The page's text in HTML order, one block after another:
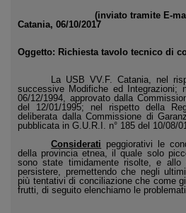
(inviato tramite E-
Catania, 06/10/2017
Oggetto: Richiesta tavolo tecnico di
La USB VV.F. Catania, nel
successive Modifiche ed Integrazioni;
06/12/1994, approvato dalla
del 12/01/1995; nel rispetto della
deliberata dalla Commissione di
pubblicata in G.U.R.I. n° 185 del 10/08/
Considerati peggiorativi le
della provincia etnea, il quale solo
sono state timidamente risolte, e allo
persistere, premettendo che negli
più tentativi di conciliazione che come
frutti, di seguito elenchiamo le